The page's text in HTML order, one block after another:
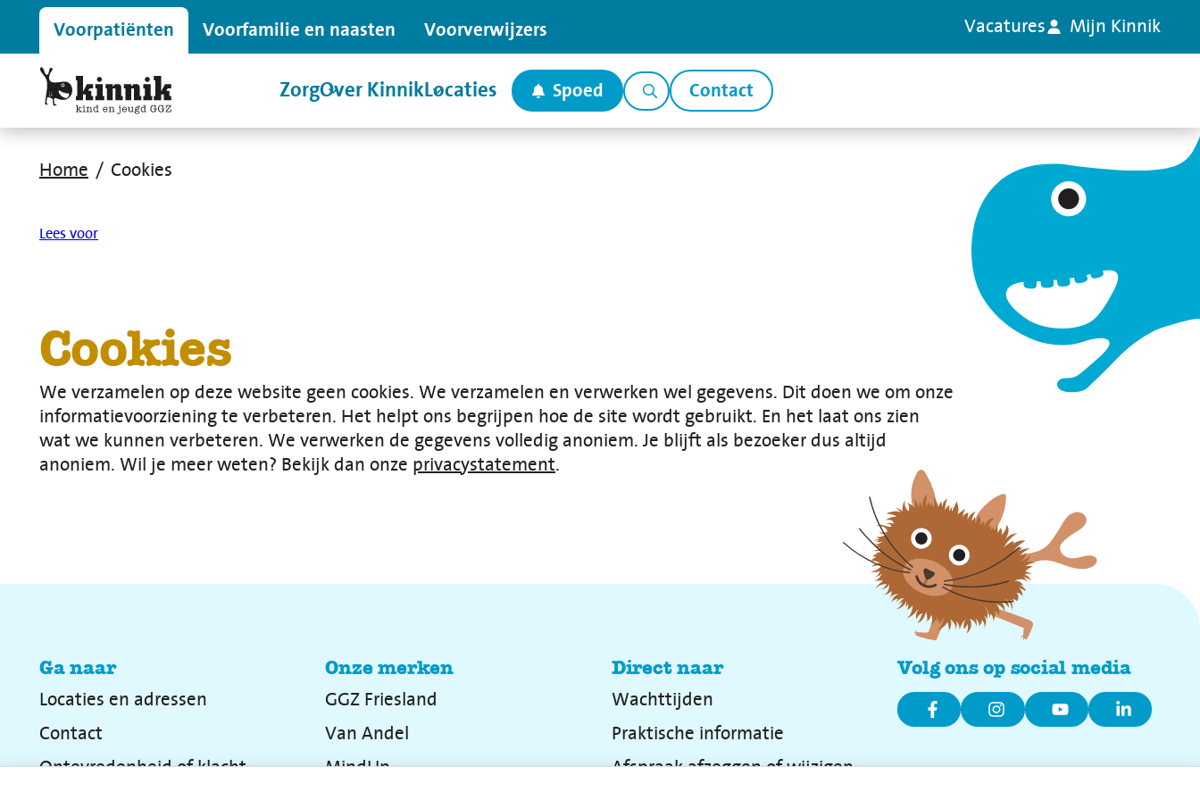
Voorpatiënten Voorfamilie en naasten Voorverwijzers Vacatures Mijn Kinnik
ZorgOver KinnikLocaties Spoed Contact
Home Cookies
Lees voor
Cookies
We verzamelen op deze website geen cookies. We verzamelen en verwerken wel gegevens. Dit doen we om onze
informatievoorziening te verbeteren. Het helpt ons begrijpen hoe de site wordt gebruikt. En het laat ons zien
wat we kunnen verbeteren. We verwerken de gegevens volledig anoniem. Je blijft als bezoeker dus altijd
anoniem. Wil je meer weten? Bekijk dan onze privacystatement.
Ga naar
Locaties en adressen
Contact
Ontevredenheid of klacht
Onze merken
GGZ Friesland
Van Andel
MindUp
Direct naar
Wachttijden
Praktische informatie
Afspraak afzeggen of wijzigen
Volg ons op social media